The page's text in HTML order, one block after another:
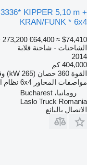
KIPPER 5,10 m +
KRAN/FUNK * 6x4
273,200 €64,400 ≈ $74,410
الشاحنات - شاحنة قلابة
2014
404,000 كم
القوة 360 حصان (265 kW)
مواصفات المحاور 6x4 نظام
رومانيا، Bucharest
Laslo Truck Romania
الاتصال بالبائع